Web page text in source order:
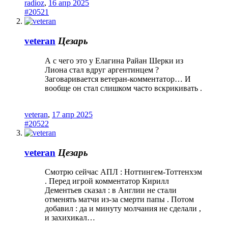
radioz, 16 апр 2025
#20521
veteran Цезарь
А с чего это у Елагина Райан Шерки из
Лиона стал вдруг аргентинцем ?
Заговаривается ветеран-комментатор… И
вообще он стал слишком часто вскрикивать .
veteran, 17 апр 2025
#20522
veteran Цезарь
Смотрю сейчас АПЛ : Ноттингем-Тоттенхэм
. Перед игрой комментатор Кирилл
Дементьев сказал : в Англии не стали
отменять матчи из-за смерти папы . Потом
добавил : да и минуту молчания не сделали ,
и захихикал…